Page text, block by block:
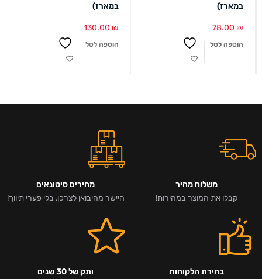
במארז)
78.00 ₪
הוספה לסל
במארז)
130.00 ₪
הוספה לסל
משלוח מהיר
קבלו את המוצר במהירות!
מחירים סיטונאים
היישר מהיבואן לצרכן, בלי פערי תיווך!
בחירת הלקוחות
ותק של 30 שנים